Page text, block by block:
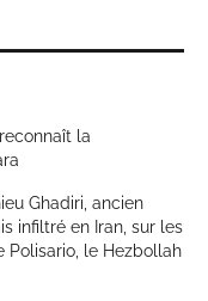
la
Ghadiri, ancien
infiltré en Iran, sur les
Polisario, le Hezbollah